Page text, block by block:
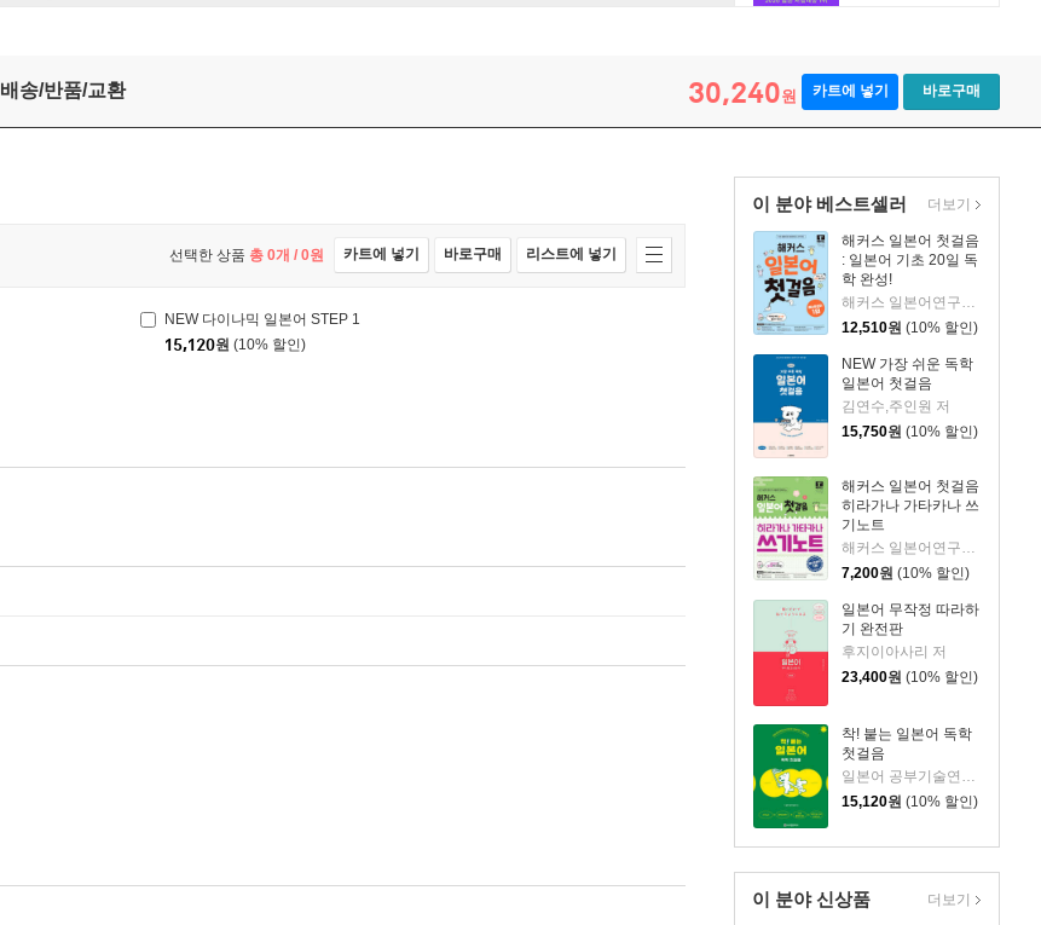
배송/반품/교환 30,240원 카트에 넣기 바로구매
이 분야 베스트셀러
해커스 일본어 첫걸음
: 일본어 기초 20일 독
학 완성!
해커스 일본어연구소 저
12,510원 (10% 할인)
NEW 가장 쉬운 독학
일본어 첫걸음
김연수,주인원 저
15,750원 (10% 할인)
해커스 일본어 첫걸음
히라가나 가타카나 쓰
기노트
해커스 일본어연구소 저
7,200원 (10% 할인)
일본어 무작정 따라하
기 완전판
후지이아사리 저
23,400원 (10% 할인)
착! 붙는 일본어 독학
첫걸음
15,120원 (10% 할인)
더보기
이 분야 신상품 더보기
선택한 상품 총 0개 / 0원 카트에 넣기 바로구매 리스트에 넣기
NEW 다이나믹 일본어 STEP 1
15,120원 (10% 할인)